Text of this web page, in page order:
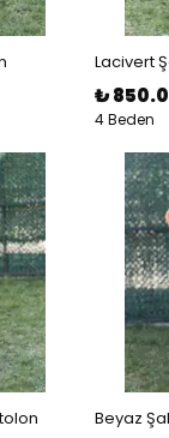
Lacivert
₺
4 Beden
Beyaz